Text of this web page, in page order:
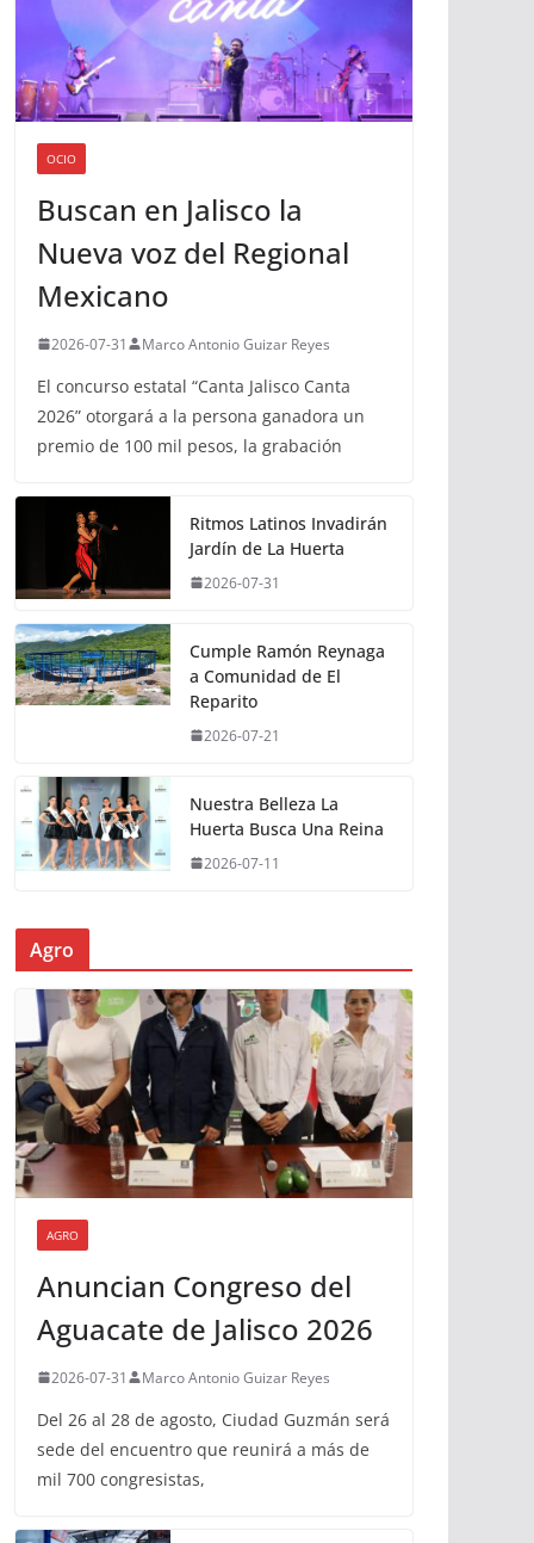
OCIO
Buscan en Jalisco la
Nueva voz del Regional
Mexicano
2026-07-31 Marco Antonio Guizar Reyes
El concurso estatal “Canta Jalisco Canta
2026” otorgará a la persona ganadora un
premio de 100 mil pesos, la grabación
Ritmos Latinos Invadirán
Jardín de La Huerta
2026-07-31
Cumple Ramón Reynaga
a Comunidad de El
Reparito
2026-07-21
Nuestra Belleza La
Huerta Busca Una Reina
2026-07-11
Agro
AGRO
Anuncian Congreso del
Aguacate de Jalisco 2026
2026-07-31 Marco Antonio Guizar Reyes
Del 26 al 28 de agosto, Ciudad Guzmán será
sede del encuentro que reunirá a más de
mil 700 congresistas,